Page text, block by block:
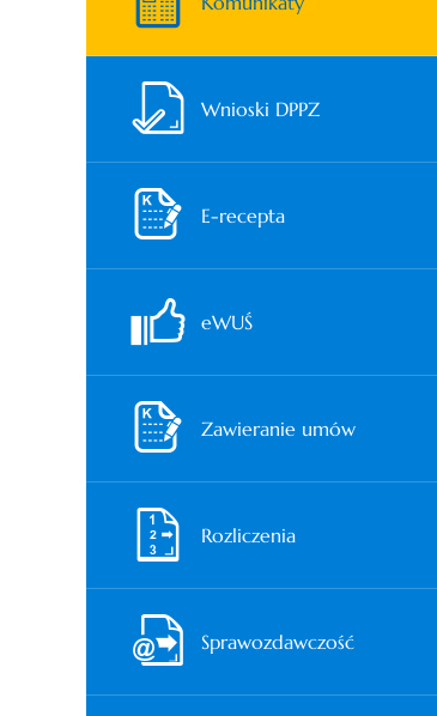
Wnioski DPPZ
E-recepta
eWUŚ
Zawieranie umów
Rozliczenia
Sprawozdawczość